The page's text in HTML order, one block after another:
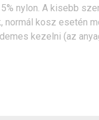
nylon. A kisebb
kosz esetén
kezelni (az